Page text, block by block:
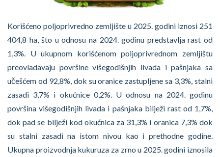
Korišćeno poljoprivredno zemljište u 2025. godini iznosi 251
404,8 ha, što u odnosu na 2024. godinu predstavlja rast od
1,3%. U ukupnom korišćenom poljoprivrednom zemljištu
preovladavaju površine višegodišnjih livada i pašnjaka sa
učešćem od 92,8%, dok su oranice zastupljene sa 3,3%, stalni
zasadi 3,7% i okućnice 0,2%. U odnosu na 2024. godinu
površina višegodišnjih livada i pašnjaka bilježi rast od 1,7%,
dok pad se bilježi kod okućnica za 31,3% i oranica 7,3% dok
su stalni zasadi na istom nivou kao i prethodne godine.
Ukupna proizvodnja kukuruza za zrno u 2025. godini iznosila